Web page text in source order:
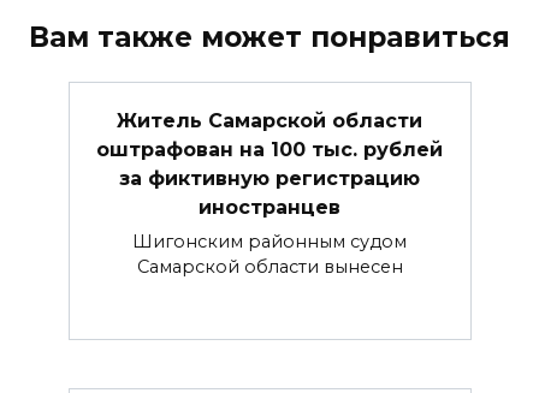
Вам также может понравиться
Житель Самарской области
оштрафован на 100 тыс. рублей
за фиктивную регистрацию
иностранцев
Шигонским районным судом
Самарской области вынесен